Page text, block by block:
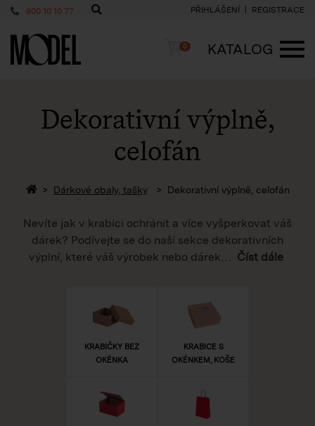
800 10 10 77 PŘIHLÁŠENÍ REGISTRACE
PackShop Košík
0
KATALOG
Dekorativní výplně,
celofán
Zpět na homepage
Dárkové obaly, tašky Dekorativní výplně, celofán
Nevíte jak v krabici ochránit a více vyšperkovat váš
dárek? Podívejte se do naší sekce dekorativních
výplní, které váš výrobek nebo dárek
Číst dále
KRABIČKY BEZ
OKÉNKA
KRABICE S
OKÉNKEM, KOŠE